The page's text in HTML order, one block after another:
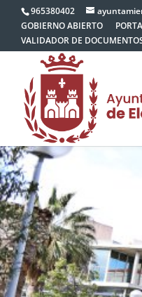
965380402
GOBIERNO ABIERTO
VALIDADOR DE